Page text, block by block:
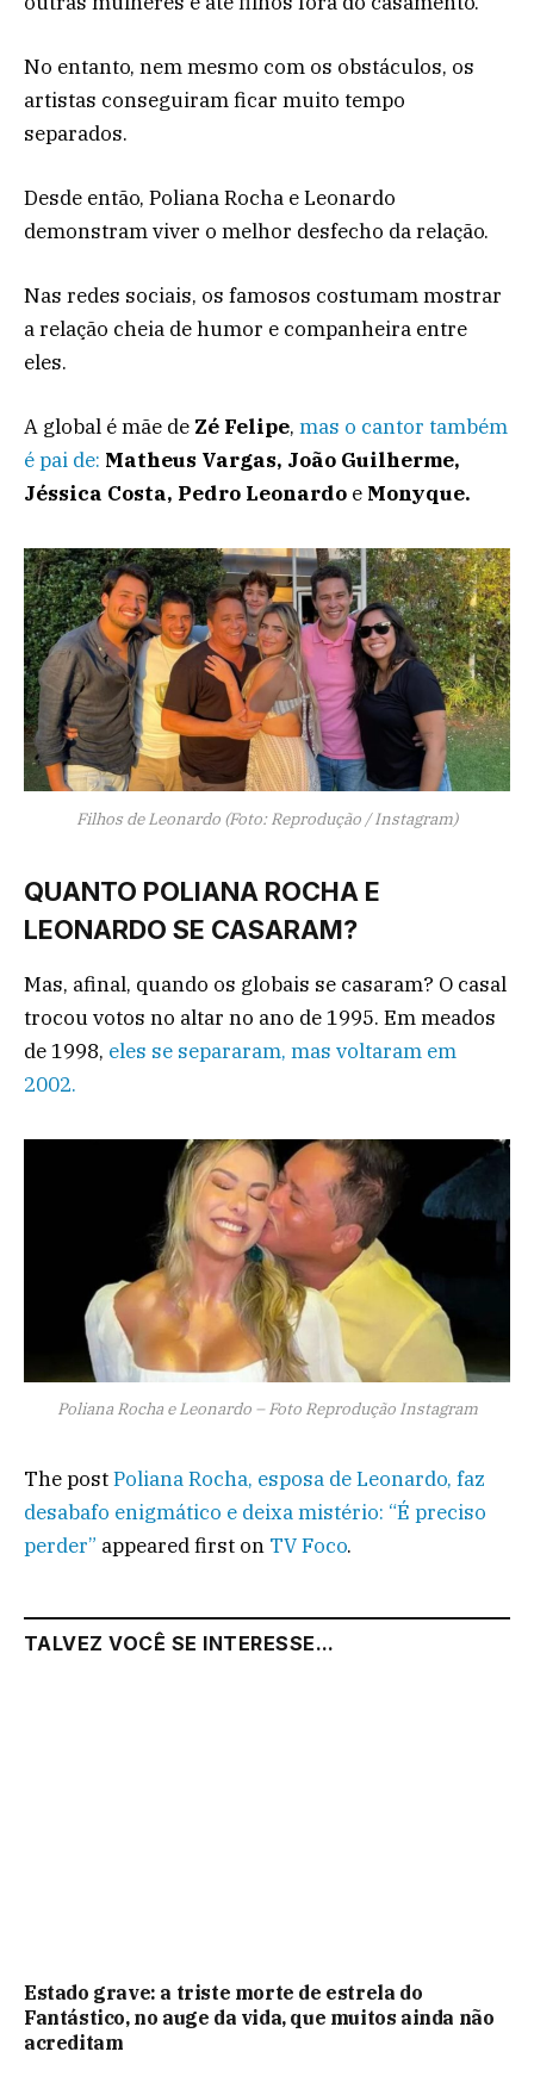
No entanto, nem mesmo com os obstáculos, os
artistas conseguiram ficar muito tempo
separados.
Desde então, Poliana Rocha e Leonardo
demonstram viver o melhor desfecho da relação.
Nas redes sociais, os famosos costumam mostrar
a relação cheia de humor e companheira entre
eles.
A global é mãe de Zé Felipe, mas o cantor também
é pai de: Matheus Vargas, João Guilherme,
Jéssica Costa, Pedro Leonardo e Monyque.
Filhos de Leonardo (Foto: Reprodução / Instagram)
QUANTO POLIANA ROCHA E
LEONARDO SE CASARAM?
Mas, afinal, quando os globais se casaram? O casal
trocou votos no altar no ano de 1995. Em meados
de 1998, eles se separaram, mas voltaram em
2002.
Poliana Rocha e Leonardo – Foto Reprodução Instagram
The postPoliana Rocha, esposa de Leonardo, faz
desabafo enigmático e deixa mistério: “É preciso
perder” appeared first on TV Foco.
TALVEZ VOCÊ SE INTERESSE...
Estado grave: a triste morte de estrela do
Fantástico, no auge da vida, que muitos ainda não
acreditam